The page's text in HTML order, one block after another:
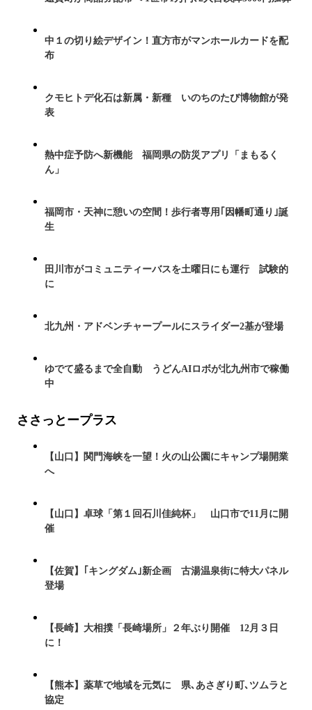
中１の切り絵デザイン！直方市がマンホールカードを配
布
クモヒトデ化石は新属・新種 いのちのたび博物館が発
表
熱中症予防へ新機能 福岡県の防災アプリ「まもるく
ん」
福岡市・天神に憩いの空間！歩行者専用｢因幡町通り｣誕
生
田川市がコミュニティーバスを土曜日にも運行 試験的
に
北九州・アドベンチャープールにスライダー2基が登場
ゆでて盛るまで全自動 うどんAIロボが北九州市で稼働
中
ささっとープラス
【山口】関門海峡を一望！火の山公園にキャンプ場開業
へ
【山口】卓球「第１回石川佳純杯」 山口市で11月に開
催
【佐賀】｢キングダム｣新企画 古湯温泉街に特大パネル
登場
【長崎】大相撲「長崎場所」２年ぶり開催 12月３日
に！
【熊本】薬草で地域を元気に 県､あさぎり町､ツムラと
協定